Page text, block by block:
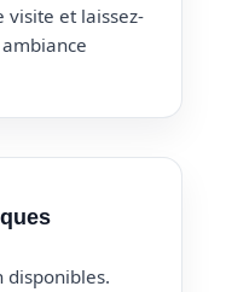
visite et laissez-
disponibles.